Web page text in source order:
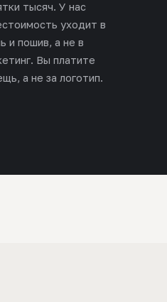
тысяч. У нас
уходит в
и пошив, а не в
Вы платите
а не за логотип.